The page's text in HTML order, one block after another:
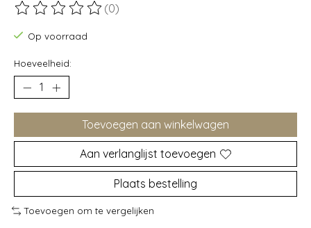
De beoordeling van dit product is
(0)
Op voorraad
Hoeveelheid:
Toevoegen aan winkelwagen
Aan verlanglijst toevoegen
Plaats bestelling
Toevoegen om te vergelijken